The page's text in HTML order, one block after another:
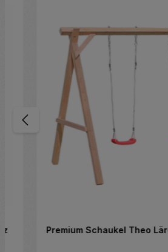
Premium Schaukel Theo